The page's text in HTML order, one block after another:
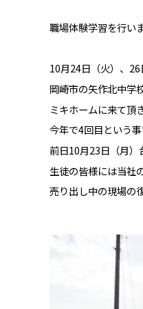
職場体験学習を行
10月24日（火）、
岡崎市の矢作北中学
ミキホームに来て
今年で4回目という
前日10月23日（月）
生徒の皆様には当社
売り出し中の現場の